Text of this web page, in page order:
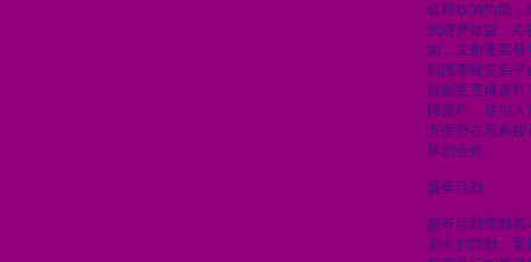
值釋放的功能，
的經濟效益，
如，文創產業發
知識產權交易
藝創意產權資
權資料，並加入
方便潛在買家
界別合作。
盛事活動
盛事活動帶動
面向的聯動。